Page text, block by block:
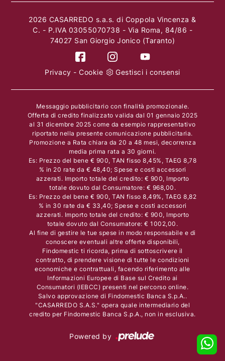
2026 CASARREDO s.a.s. di Coppola Vincenza &
C. - P.IVA 03055070738 - Via Roma, 84/86 -
74027 San Giorgio Jonico (Taranto)
Privacy -Cookie Gestisci i consensi
Messaggio pubblicitario con finalità promozionale.
Offerta di credito finalizzato valida dal 01 gennaio 2025
al 31 dicembre 2025 come da esempio rappresentativo
riportato nella presente comunicazione pubblicitaria.
Promozione a Rata chiara da 20 a 48 mesi, decorrenza
media prima rata a 30 giorni.
Es: Prezzo del bene € 900, TAN fisso 8,45%, TAEG 8,78
% in 20 rate da € 48,40; Spese e costi accessori
azzerati. Importo totale del credito: € 900, Importo
totale dovuto dal Consumatore: € 968,00.
Es: Prezzo del bene € 900, TAN fisso 8,49%, TAEG 8,82
% in 30 rate da € 33,40; Spese e costi accessori
azzerati. Importo totale del credito: € 900, Importo
totale dovuto dal Consumatore: € 1002,00.
Al fine di gestire le tue spese in modo responsabile e di
conoscere eventuali altre offerte disponibili,
Findomestic ti ricorda, prima di sottoscrivere il
contratto, di prendere visione di tutte le condizioni
economiche e contrattuali, facendo riferimento alle
Informazioni Europee di Base sul Credito ai
Consumatori (IEBCC) presenti nel percorso online.
Salvo approvazione di Findomestic Banca S.p.A..
"CASARREDO S.A.S." opera quale intermediario del
credito per Findomestic Banca S.p.A., non in esclusiva.
Powered by